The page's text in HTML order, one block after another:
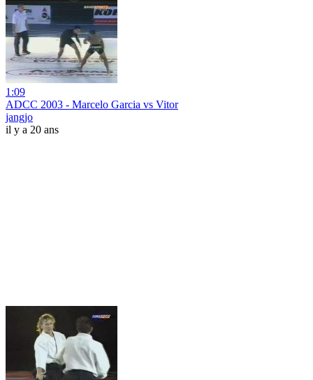
1:09
ADCC 2003 - Marcelo Garcia vs Vitor
jangjo
il y a 20 ans